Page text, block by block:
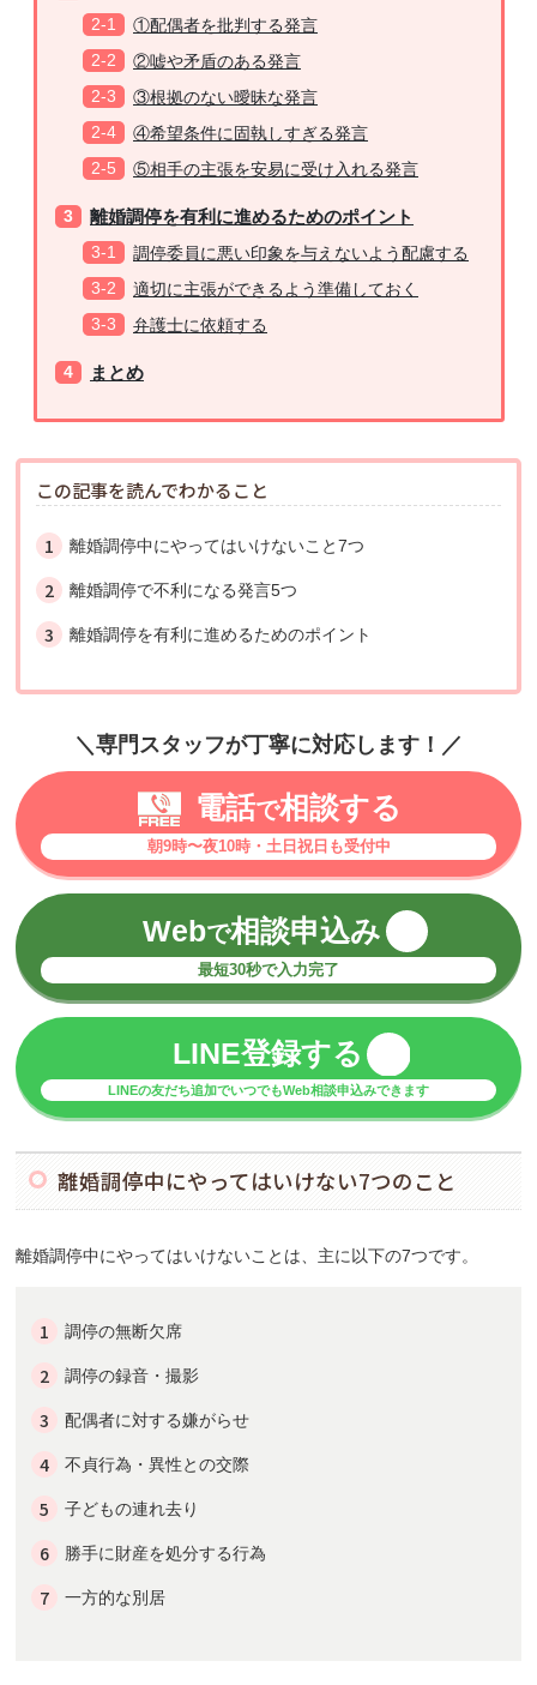
①配偶者を批判する発言
②嘘や矛盾のある発言
③根拠のない曖昧な発言
④希望条件に固執しすぎる発言
⑤相手の主張を安易に受け入れる発言
離婚調停を有利に進めるためのポイント
調停委員に悪い印象を与えないよう配慮する
適切に主張ができるよう準備しておく
弁護士に依頼する
まとめ
この記事を読んでわかること
離婚調停中にやってはいけないこと7つ
離婚調停で不利になる発言5つ
離婚調停を有利に進めるためのポイント
＼専門スタッフが丁寧に対応します！／
電話で相談する
朝9時〜夜10時・土日祝日も受付中
Webで相談申込み
最短30秒で入力完了
LINE登録する
LINEの友だち追加でいつでもWeb相談申込みできます
離婚調停中にやってはいけない7つのこと
離婚調停中にやってはいけないことは、主に以下の7つです。
調停の無断欠席
調停の録音・撮影
配偶者に対する嫌がらせ
不貞行為・異性との交際
子どもの連れ去り
勝手に財産を処分する行為
一方的な別居